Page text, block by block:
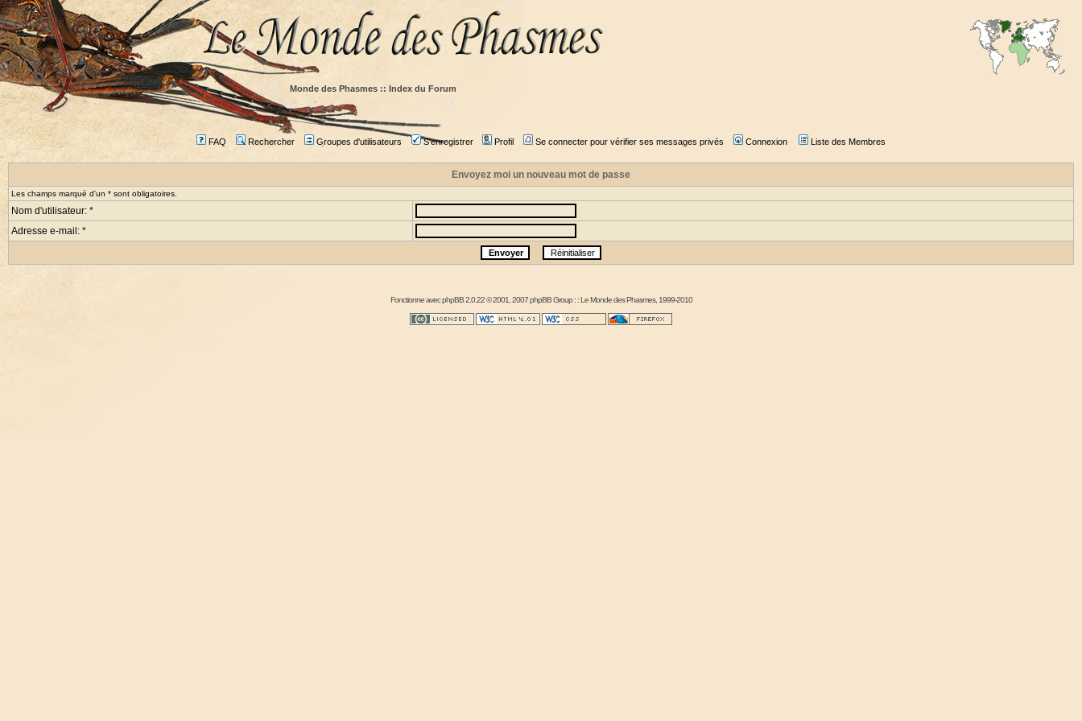
Monde des Phasmes :: Index du Forum
FAQ Rechercher Groupes d'utilisateurs S'enregistrer Profil Se connecter pour vérifier ses messages privés Connexion Liste des Membres
Envoyez moi un nouveau mot de passe
Les champs marqué d'un * sont obligatoires.
Nom d'utilisateur: *
Adresse e-mail: *
Fonctionne avecphpBB2.0.22 © 2001, 2007 phpBB Group : :Le Monde des Phasmes, 1999-2010